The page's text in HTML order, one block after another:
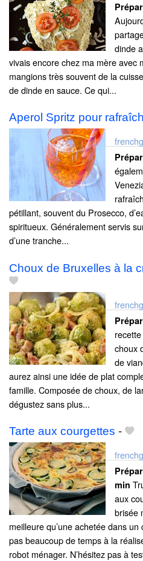
dinde
vivais encore chez ma mère
mangions très souvent de la
de dinde en sauce. Ce qui...
Aperol Spritz pour
pétillant, souvent du Prosecco,
spiritueux. Généralement servis
d’une tranche...
Choux de Bruxelles à la
choux
de
aurez ainsi une idée de plat
famille. Composée de choux, de
dégustez sans plus...
Tarte aux courgettes -
min
aux
brisée
meilleure qu’une achetée dans
pas beaucoup de temps à la
robot ménager. N’hésitez pas à